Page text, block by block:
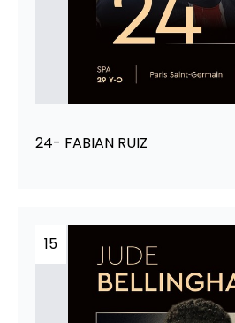
24- FABIAN RUIZ
15